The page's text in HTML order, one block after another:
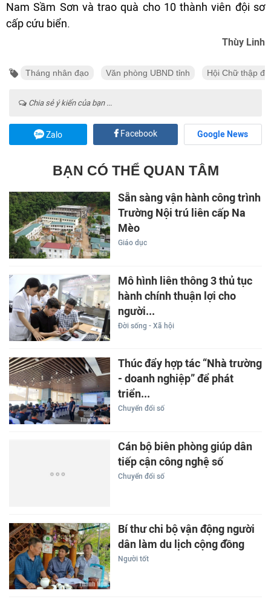
Nam Sầm Sơn và trao quà cho 10 thành viên đội sơ
cấp cứu biển.
Thùy Linh
Tháng nhân đạo Văn phòng UBND tỉnh Hội Chữ thập
Chia sẻ ý kiến của bạn ...
Zalo Facebook Google News
BẠN CÓ THỂ QUAN TÂM
Sẵn sàng vận hành công trình
Trường Nội trú liên cấp Na
Mèo
Giáo dục
Mô hình liên thông 3 thủ tục
hành chính thuận lợi cho
người...
Đời sống - Xã hội
Thúc đẩy hợp tác “Nhà trường
- doanh nghiệp” để phát
triển...
Chuyển đổi số
Cán bộ biên phòng giúp dân
tiếp cận công nghệ số
Chuyển đổi số
Bí thư chi bộ vận động người
dân làm du lịch cộng đồng
Người tốt